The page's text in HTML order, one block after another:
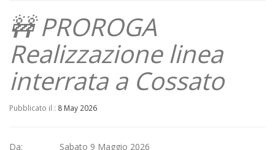
🚧 PROROGA
Realizzazione linea
interrata a Cossato
Pubblicato il : 8 May 2026
Da: Sabato 9 Maggio 2026